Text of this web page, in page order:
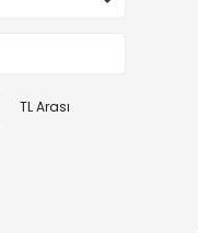
TL Arası